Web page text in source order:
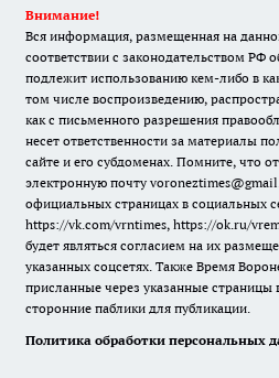
Внимание!
Вся информация, размещенная на
соответствии с законодательством РФ
подлежит использованию кем-либо в
том числе воспроизведению,
как с письменного разрешения
несет ответственности за материалы
сайте и его субдоменах. Помните, что
электронную почту
официальных страницах в социальных
https://vk.com/vrntimes, https://ok.ru/
будет являться согласием на их
указанных соцсетях. Также Время
присланные через указанные страницы
сторонние паблики для публикации.
Политика обработки персональных